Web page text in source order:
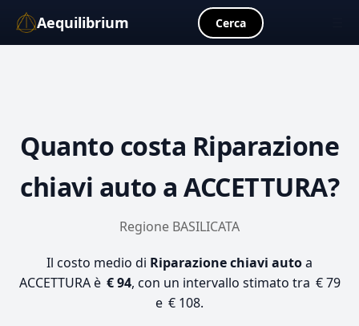
Aequilibrium Cerca
Quanto costa Riparazione
chiavi auto a ACCETTURA?
Regione BASILICATA
Il costo medio di Riparazione chiavi autoa
ACCETTURA è € 94, con un intervallo stimato tra € 79
e € 108.